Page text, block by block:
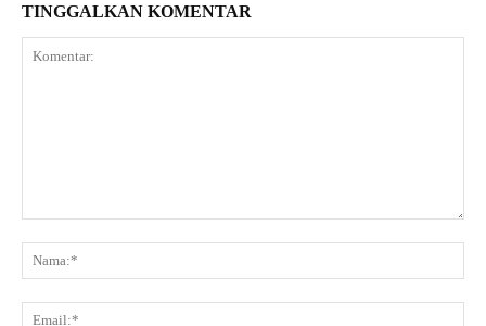
TINGGALKAN KOMENTAR